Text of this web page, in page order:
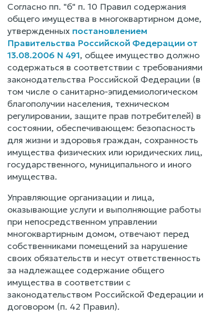
Согласно пп. "б" п. 10 Правил содержания
общего имущества в многоквартирном доме,
утвержденных постановлением
Правительства Российской Федерации от
13.08.2006 N 491, общее имущество должно
содержаться в соответствии с требованиями
законодательства Российской Федерации (в
том числе о санитарно-эпидемиологическом
благополучии населения, техническом
регулировании, защите прав потребителей) в
состоянии, обеспечивающем: безопасность
для жизни и здоровья граждан, сохранность
имущества физических или юридических лиц,
государственного, муниципального и иного
имущества.
Управляющие организации и лица,
оказывающие услуги и выполняющие работы
при непосредственном управлении
многоквартирным домом, отвечают перед
собственниками помещений за нарушение
своих обязательств и несут ответственность
за надлежащее содержание общего
имущества в соответствии с
законодательством Российской Федерации и
договором (п. 42 Правил).